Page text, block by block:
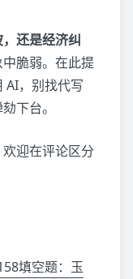
还是经济纠
脆弱。在此提
AI，别找代写
下台。
迎在评论区分
填空题：玉